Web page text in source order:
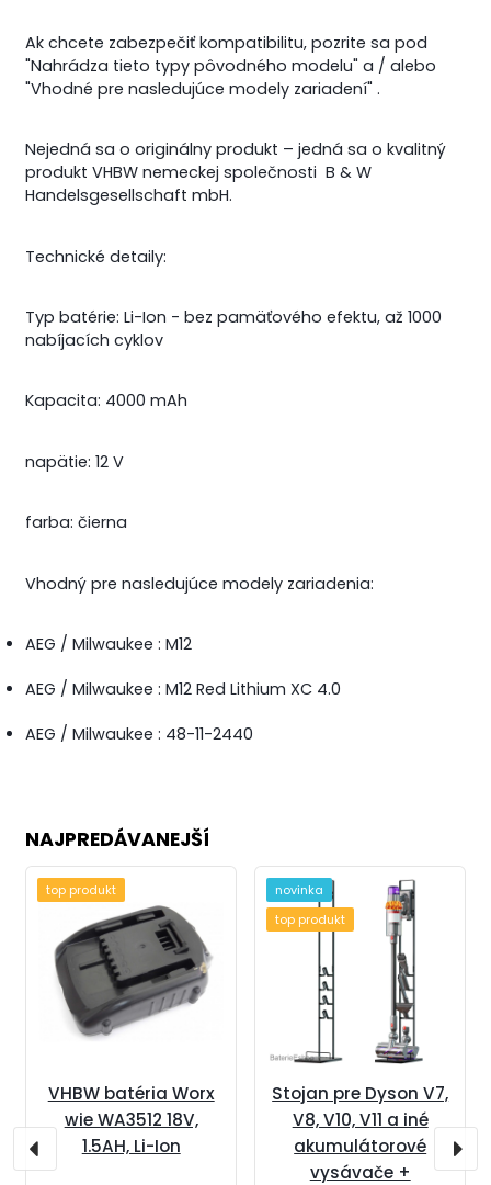
Ak chcete zabezpečiť kompatibilitu, pozrite sa pod
"Nahrádza tieto typy pôvodného modelu" a / alebo
"Vhodné pre nasledujúce modely zariadení" .
Nejedná sa o originálny produkt – jedná sa o kvalitný
produkt VHBW nemeckej společnosti B & W
Handelsgesellschaft mbH.
Technické detaily:
Typ batérie: Li-Ion - bez pamäťového efektu, až 1000
nabíjacích cyklov
Kapacita: 4000 mAh
napätie: 12 V
farba: čierna
Vhodný pre nasledujúce modely zariadenia:
AEG / Milwaukee : M12
AEG / Milwaukee : M12 Red Lithium XC 4.0
AEG / Milwaukee : 48-11-2440
NAJPREDÁVANEJŠÍ
VHBW batéria Worx
wie WA3512 18V,
1.5AH, Li-Ion
top produkt
Stojan pre Dyson V7,
V8, V10, V11 a iné
akumulátorové
vysávače +
novinka
top produkt